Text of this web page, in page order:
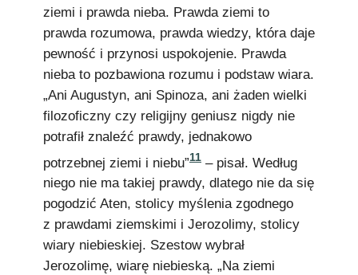
ziemi i prawda nieba. Prawda ziemi to
prawda rozumowa, prawda wiedzy, która daje
pewność i przynosi uspokojenie. Prawda
nieba to pozbawiona rozumu i podstaw wiara.
„Ani Augustyn, ani Spinoza, ani żaden wielki
filozoficzny czy religijny geniusz nigdy nie
potrafił znaleźć prawdy, jednakowo
potrzebnej ziemi i niebu”11 – pisał. Według
niego nie ma takiej prawdy, dlatego nie da się
pogodzić Aten, stolicy myślenia zgodnego
z prawdami ziemskimi i Jerozolimy, stolicy
wiary niebieskiej. Szestow wybrał
Jerozolimę, wiarę niebieską. „Na ziemi